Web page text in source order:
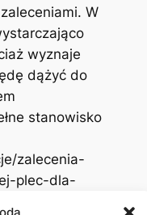
W
wyznaje
dążyć do
stanowisko
zalecenia-
plec-dla-